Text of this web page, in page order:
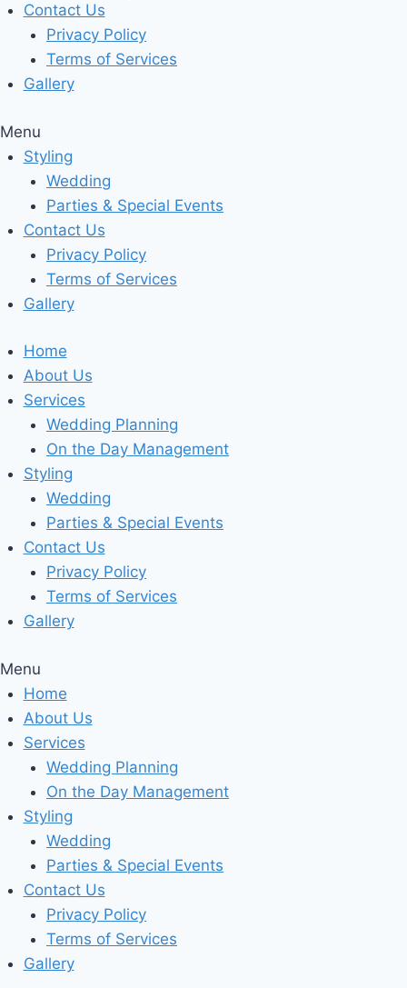
Contact Us
Privacy Policy
Terms of Services
Gallery
Menu
Styling
Wedding
Parties & Special Events
Contact Us
Privacy Policy
Terms of Services
Gallery
Home
About Us
Services
Wedding Planning
On the Day Management
Styling
Wedding
Parties & Special Events
Contact Us
Privacy Policy
Terms of Services
Gallery
Menu
Home
About Us
Services
Wedding Planning
On the Day Management
Styling
Wedding
Parties & Special Events
Contact Us
Privacy Policy
Terms of Services
Gallery